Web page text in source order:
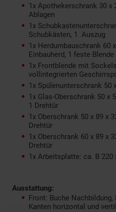
1x Apothekerschrank 30 x
Ablagen
1x
Schubkästen, 1 Auszug
1x Herdumbauschrank 60
Einbauherd, 1 feste Blende
1x Frontblende mit
vollintegrierten
1x Spülenunterschrank 50
1x Glas-Oberschrank 50 x
1 Drehtür
1x Oberschrank 50 x 89 x
Drehtür
1x Oberschrank 60 x 89 x
Drehtür
1x Arbeitsplatte: ca. B 220
Ausstattung:
Front: Buche
Kanten horizontal und